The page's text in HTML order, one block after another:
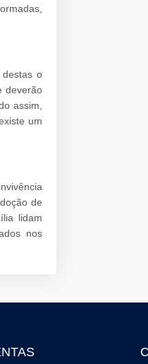
o
deverão
assim,
um
de
lidam
nos